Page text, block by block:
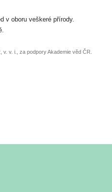
nebo
v oboru veškeré přírody.
v. i., za podpory Akademie věd ČR.